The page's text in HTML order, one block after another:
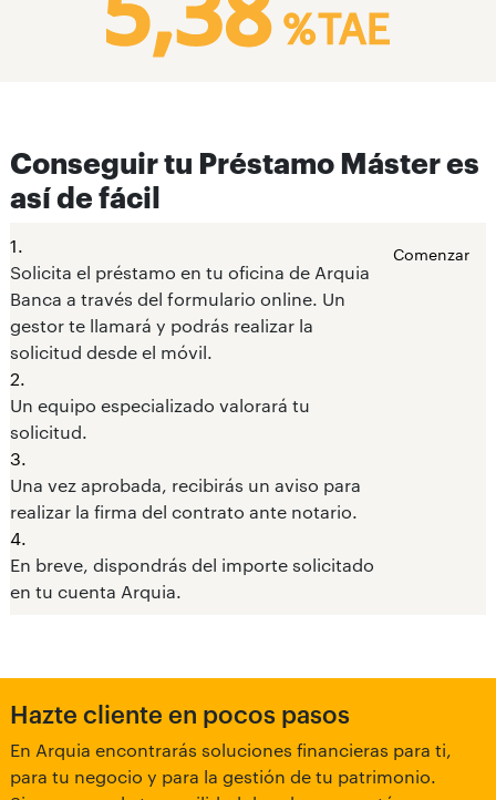
Conseguir tu Préstamo Máster es
así de fácil
1.
Solicita el préstamo en tu oficina de Arquia
Banca a través del formulario online. Un
gestor te llamará y podrás realizar la
solicitud desde el móvil.
2.
Un equipo especializado valorará tu
solicitud.
3.
Una vez aprobada, recibirás un aviso para
realizar la firma del contrato ante notario.
4.
En breve, dispondrás del importe solicitado
en tu cuenta Arquia.
Comenzar
Hazte cliente en pocos pasos
En Arquia encontrarás soluciones financieras para ti,
para tu negocio y para la gestión de tu patrimonio.